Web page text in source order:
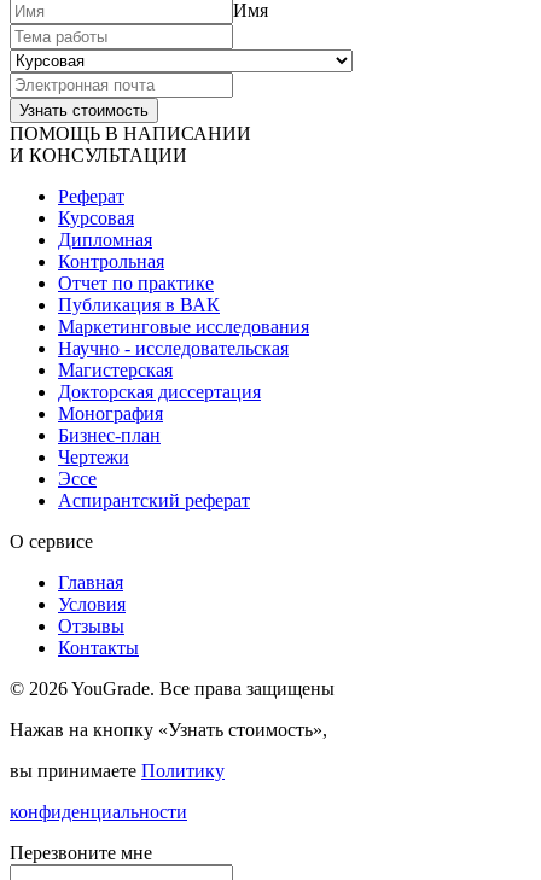
Имя
ПОМОЩЬ В НАПИСАНИИ
И КОНСУЛЬТАЦИИ
Реферат
Курсовая
Дипломная
Контрольная
Отчет по практике
Публикация в ВАК
Маркетинговые исследования
Научно - исследовательская
Магистерская
Докторская диссертация
Монография
Бизнес-план
Чертежи
Эссе
Аспирантский реферат
О сервисе
Главная
Условия
Отзывы
Контакты
© 2026 YouGrade. Все права защищены
Нажав на кнопку «Узнать стоимость»,
вы принимаете Политику
конфиденциальности
Перезвоните мне